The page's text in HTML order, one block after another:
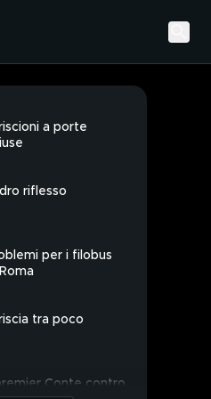
a porte
riflesso
per i filobus
tra poco
Conte contro